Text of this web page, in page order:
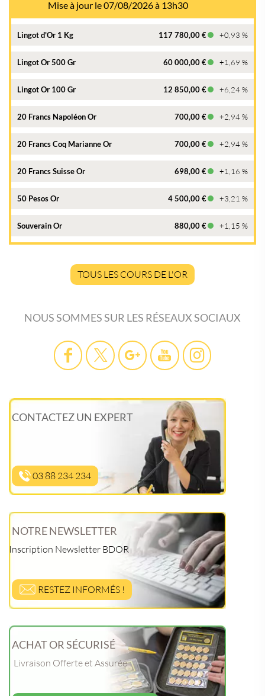
Mise à jour le 07/08/2026 à 13h30
Lingot d'Or 1 Kg 117 780,00 € +0,93 %
Lingot Or 500 Gr 60 000,00 € +1,69 %
Lingot Or 100 Gr 12 850,00 € +6,24 %
20 Francs Napoléon Or 700,00 € +2,94 %
20 Francs Coq Marianne Or 700,00 € +2,94 %
20 Francs Suisse Or 698,00 € +1,16 %
50 Pesos Or 4 500,00 € +3,21 %
Souverain Or 880,00 € +1,15 %
TOUS LES COURS DE L'OR
NOUS SOMMES SUR LES RÉSEAUX SOCIAUX
CONTACTEZ UN EXPERT
03 88 234 234
NOTRE NEWSLETTER
Inscription Newsletter BDOR
RESTEZ INFORMÉS !
ACHAT OR SÉCURISÉ
Livraison Offerte et Assurée